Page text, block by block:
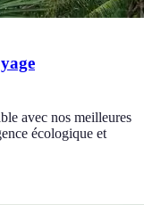
avec nos meilleures
écologique et